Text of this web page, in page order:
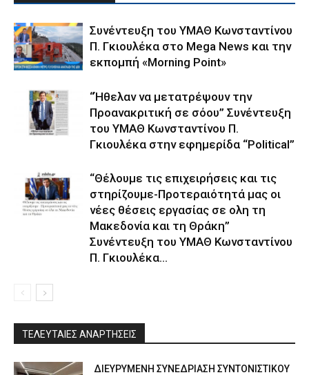
Συνέντευξη του ΥΜΑΘ Κωνσταντίνου
Π. Γκιουλέκα στο Mega News και την
εκπομπή «Morning Point»
“Ήθελαν να μετατρέψουν την
Προανακριτική σε σόου” Συνέντευξη
του ΥΜΑΘ Κωνσταντίνου Π.
Γκιουλέκα στην εφημερίδα “Political”
“Θέλουμε τις επιχειρήσεις και τις
στηρίζουμε-Προτεραιότητά μας οι
νέες θέσεις εργασίας σε ολη τη
Μακεδονία και τη Θράκη”
Συνέντευξη του ΥΜΑΘ Κωνσταντίνου
Π. Γκιουλέκα...
ΤΕΛΕΥΤΑΙΕΣ ΑΝΑΡΤΗΣΕΙΣ
ΔΙΕΥΡΥΜΕΝΗ ΣΥΝΕΔΡΙΑΣΗ ΣΥΝΤΟΝΙΣΤΙΚΟΥ